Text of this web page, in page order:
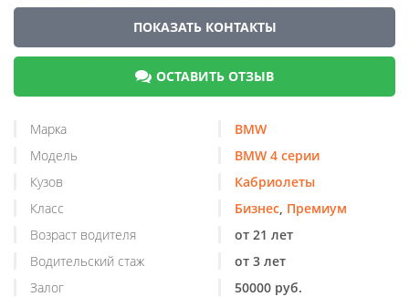
ПОКАЗАТЬ КОНТАКТЫ
ОСТАВИТЬ ОТЗЫВ
Марка
BMW
Модель
BMW 4 серии
Кузов
Кабриолеты
Класс
Бизнес, Премиум
Возраст водителя
от 21 лет
Водительский стаж
от 3 лет
Залог
50000 руб.